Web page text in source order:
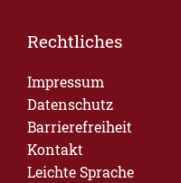
Rechtliches
Impressum
Datenschutz
Barrierefreiheit
Kontakt
Leichte Sprache